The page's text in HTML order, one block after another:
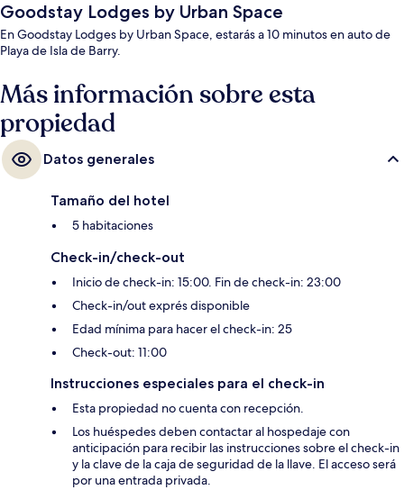
Goodstay Lodges by Urban Space
En Goodstay Lodges by Urban Space, estarás a 10 minutos en auto de
Playa de Isla de Barry.
Más información sobre esta
propiedad
Datos generales
Tamaño del hotel
5 habitaciones
Check-in/check-out
Inicio de check-in: 15:00. Fin de check-in: 23:00
Check-in/out exprés disponible
Edad mínima para hacer el check-in: 25
Check-out: 11:00
Instrucciones especiales para el check-in
Esta propiedad no cuenta con recepción.
Los huéspedes deben contactar al hospedaje con
anticipación para recibir las instrucciones sobre el check-in
y la clave de la caja de seguridad de la llave. El acceso será
por una entrada privada.